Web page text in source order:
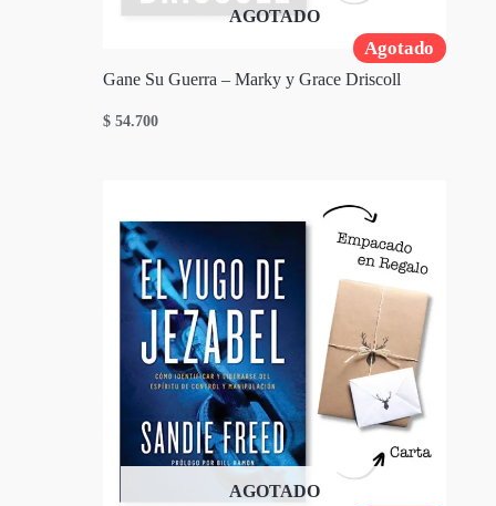
Agotado
AGOTADO
Gane Su Guerra – Marky y Grace Driscoll
$ 54.700
AGOTADO